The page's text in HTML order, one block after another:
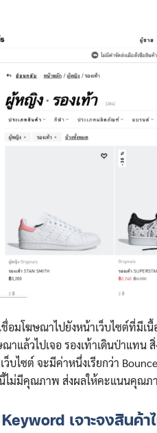
ชื่อมโฆษณาไปยังหน้าเว็บไซต์ที่มี
าแล้วไปเจอ รองเท้าเดินป่าแทน
ว็บไซต์ จะมีค่าหนึ่งเรียกว่า
นี้ไม่มีคุณภาพ ส่งผลให้คะแนนคุณภ
เจาะจงสินค้า